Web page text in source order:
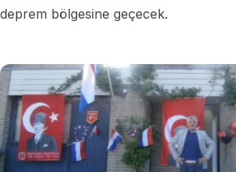
deprem bölgesine geçecek.